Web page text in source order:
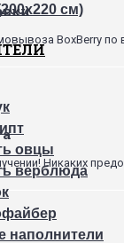
см)
овцы
верблюда
наполнители
BoxBerry по
Никаких